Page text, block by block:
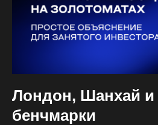
Лондон, Шанхай и
бенчмарки